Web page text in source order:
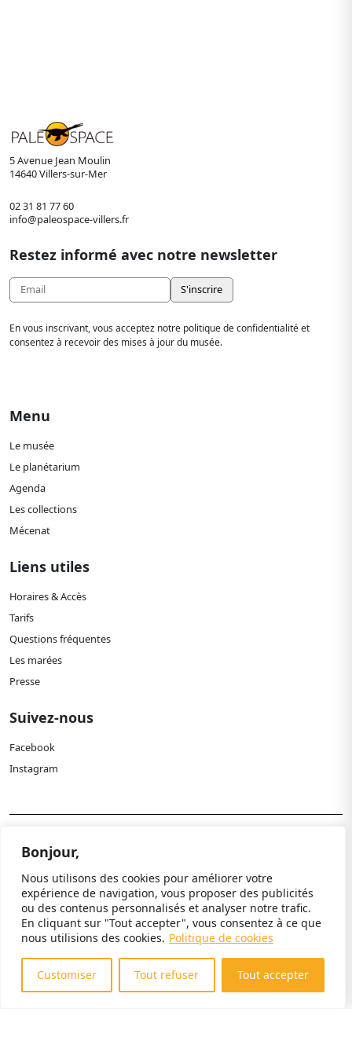
Bonjour,
Nous utilisons des cookies pour améliorer votre
expérience de navigation, vous proposer des publicités
ou des contenus personnalisés et analyser notre trafic.
En cliquant sur "Tout accepter", vous consentez à ce que
nous utilisions des cookies. Politique de cookies
Customiser Tout refuser Tout accepter
5 Avenue Jean Moulin
14640 Villers-sur-Mer
02 31 81 77 60
info@paleospace-villers.fr
Restez informé avec notre newsletter
En vous inscrivant, vous acceptez notre politique de confidentialité et
consentez à recevoir des mises à jour du musée.
Menu
Le musée
Le planétarium
Agenda
Les collections
Mécenat
Liens utiles
Horaires & Accès
Tarifs
Questions fréquentes
Les marées
Presse
Suivez-nous
Facebook
Instagram
© 2024 Paléospace. Tous droits réservés.
Mentions légales
Paramètres cookies